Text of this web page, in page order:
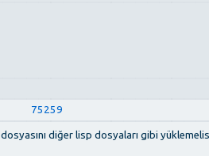
75259
dosyasını diğer lisp dosyaları gibi